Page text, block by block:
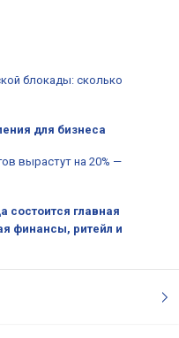
блокады: сколько
для бизнеса
вырастут на 20% —
состоится главная
финансы, ритейл и